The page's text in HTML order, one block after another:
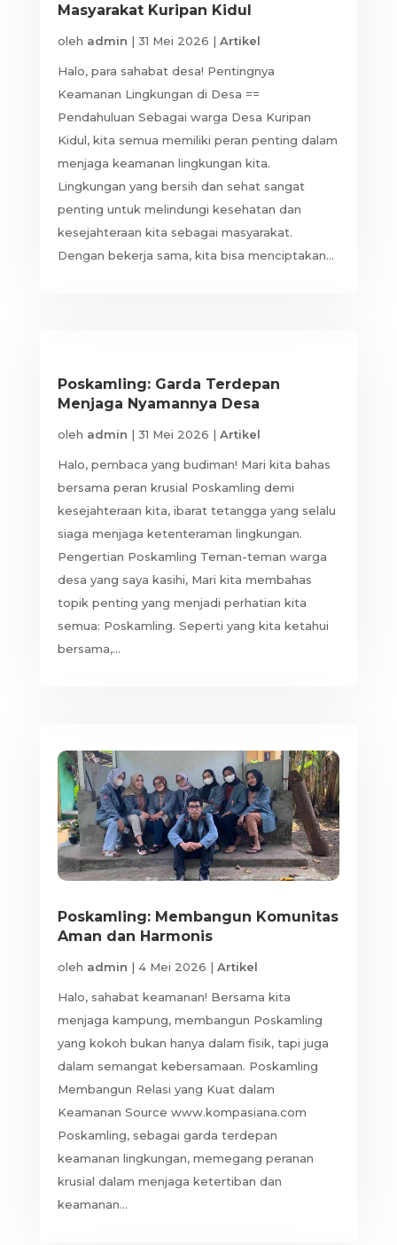
Masyarakat Kuripan Kidul
oleh admin | 31 Mei 2026 | Artikel
Halo, para sahabat desa! Pentingnya
Keamanan Lingkungan di Desa ==
Pendahuluan Sebagai warga Desa Kuripan
Kidul, kita semua memiliki peran penting dalam
menjaga keamanan lingkungan kita.
Lingkungan yang bersih dan sehat sangat
penting untuk melindungi kesehatan dan
kesejahteraan kita sebagai masyarakat.
Dengan bekerja sama, kita bisa menciptakan...
Poskamling: Garda Terdepan
Menjaga Nyamannya Desa
oleh admin | 31 Mei 2026 | Artikel
Halo, pembaca yang budiman! Mari kita bahas
bersama peran krusial Poskamling demi
kesejahteraan kita, ibarat tetangga yang selalu
siaga menjaga ketenteraman lingkungan.
Pengertian Poskamling Teman-teman warga
desa yang saya kasihi, Mari kita membahas
topik penting yang menjadi perhatian kita
semua: Poskamling. Seperti yang kita ketahui
bersama,...
Poskamling: Membangun Komunitas
Aman dan Harmonis
oleh admin | 4 Mei 2026 | Artikel
Halo, sahabat keamanan! Bersama kita
menjaga kampung, membangun Poskamling
yang kokoh bukan hanya dalam fisik, tapi juga
dalam semangat kebersamaan. Poskamling
Membangun Relasi yang Kuat dalam
Keamanan Source www.kompasiana.com
Poskamling, sebagai garda terdepan
keamanan lingkungan, memegang peranan
krusial dalam menjaga ketertiban dan
keamanan...